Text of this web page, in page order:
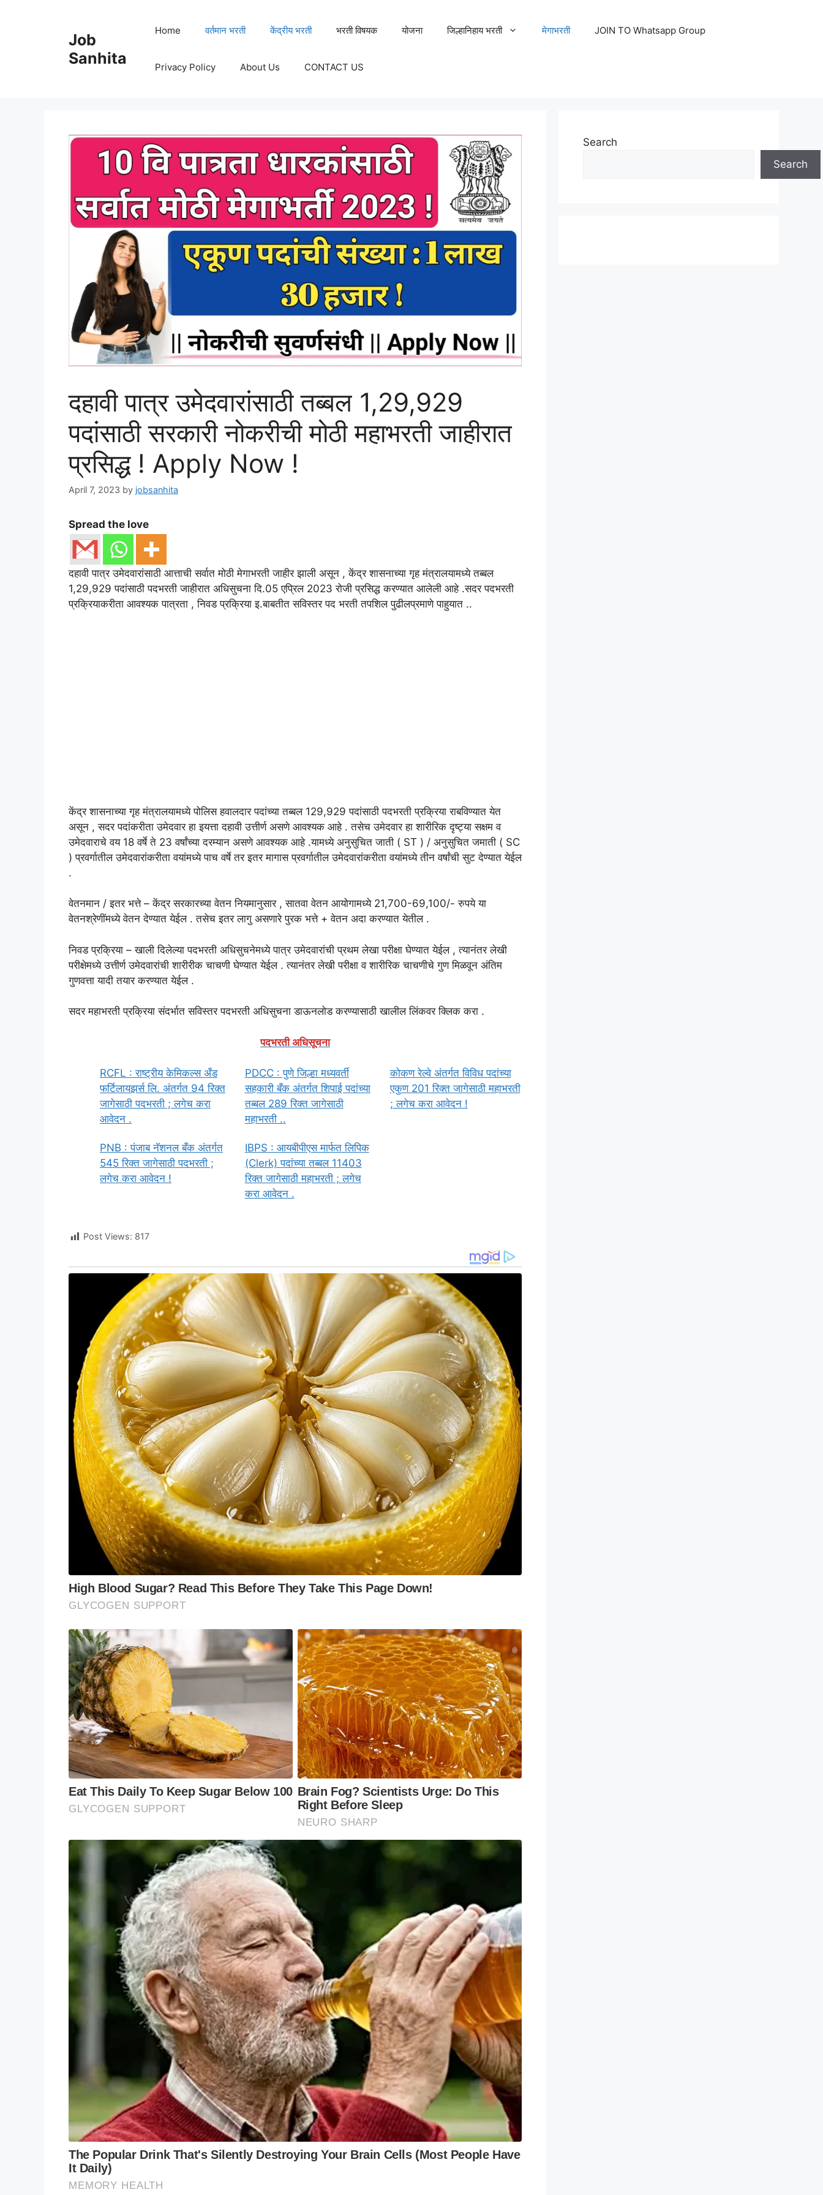
Job
Sanhita
Home वर्तमान भरती केंद्रीय भरती भरती विषयक योजना जिल्हानिहाय भरती मेगाभरती JOIN TO Whatsapp Group
Privacy Policy About Us CONTACT US
दहावी पात्र उमेदवारांसाठी तब्बल 1,29,929
पदांसाठी सरकारी नोकरीची मोठी महाभरती जाहीरात
प्रसिद्ध ! Apply Now !
April 7, 2023 by jobsanhita
Spread the love
दहावी पात्र उमेदवारांसाठी आत्ताची सर्वात मोठी मेगाभरती जाहीर झाली असून , केंद्र शासनाच्या गृह मंत्रालयामध्ये तब्बल
1,29,929 पदांसाठी पदभरती जाहीरात अधिसुचना दि.05 एप्रिल 2023 रोजी प्रसिद्ध करण्यात आलेली आहे .सदर पदभरती
प्रक्रियाकरीता आवश्यक पात्रता , निवड प्रक्रिया इ.बाबतीत सविस्तर पद भरती तपशिल पुढीलप्रमाणे पाहुयात ..
केंद्र शासनाच्या गृह मंत्रालयामध्ये पोलिस हवालदार पदांच्या तब्बल 129,929 पदांसाठी पदभरती प्रक्रिया राबविण्यात येत
असून , सदर पदांकरीता उमेदवार हा इयत्ता दहावी उत्तीर्ण असणे आवश्यक आहे . तसेच उमेदवार हा शारीरिक दृष्ट्या सक्षम व
उमेदवाराचे वय 18 वर्षे ते 23 वर्षांच्या दरम्यान असणे आवश्यक आहे .यामध्ये अनुसुचित जाती ( ST ) / अनुसुचित जमाती ( SC
) प्रवर्गातील उमेदवारांकरीता वयांमध्ये पाच वर्षे तर इतर मागास प्रवर्गातील उमेदवारांकरीता वयांमध्ये तीन वर्षांची सुट देण्यात येईल
.
वेतनमान / इतर भत्ते – केंद्र सरकारच्या वेतन नियमानुसार , सातवा वेतन आयोगामध्ये 21,700-69,100/- रुपये या
वेतनश्रेणींमध्ये वेतन देण्यात येईल . तसेच इतर लागु असणारे पुरक भत्ते + वेतन अदा करण्यात येतील .
निवड प्रक्रिया – खाली दिलेल्या पदभरती अधिसुचनेमध्ये पात्र उमेदवारांची प्रथम लेखा परीक्षा घेण्यात येईल , त्यानंतर लेखी
परीक्षेमध्ये उत्तीर्ण उमेदवारांची शारीरीक चाचणी घेण्यात येईल . त्यानंतर लेखी परीक्षा व शारीरिक चाचणीचे गुण मिळवून अंतिम
गुणवत्ता यादी तयार करण्यात येईल .
सदर महाभरती प्रक्रिया संदर्भात सविस्तर पदभरती अधिसुचना डाऊनलोड करण्यासाठी खालील लिंकवर क्लिक करा .
पदभरती अधिसूचना
RCFL : राष्ट्रीय केमिकल्स अँड
फर्टिलायझर्स लि. अंतर्गत 94 रिक्त
जागेसाठी पदभरती ; लगेच करा
आवेदन .
PDCC : पुणे जिल्हा मध्यवर्ती
सहकारी बँक अंतर्गत शिपाई पदांच्या
तब्बल 289 रिक्त जागेसाठी
महाभरती ..
कोकण रेल्वे अंतर्गत विविध पदांच्या
एकुण 201 रिक्त जागेसाठी महाभरती
; लगेच करा आवेदन !
PNB : पंजाब नॅशनल बँक अंतर्गत
545 रिक्त जागेसाठी पदभरती ;
लगेच करा आवेदन !
IBPS : आयबीपीएस मार्फत लिपिक
(Clerk) पदांच्या तब्बल 11403
रिक्त जागेसाठी महाभरती ; लगेच
करा आवेदन .
Post Views: 817
Search
Search